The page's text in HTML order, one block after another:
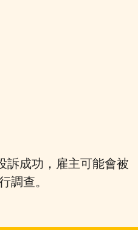
訴成功，雇主可能會被
調查。